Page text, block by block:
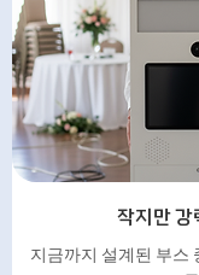
작지만 강
지금까지 설계된 부스